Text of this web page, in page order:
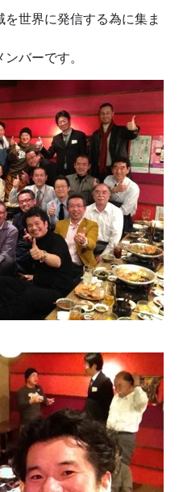
世界に発信する為に集ま
バーです。